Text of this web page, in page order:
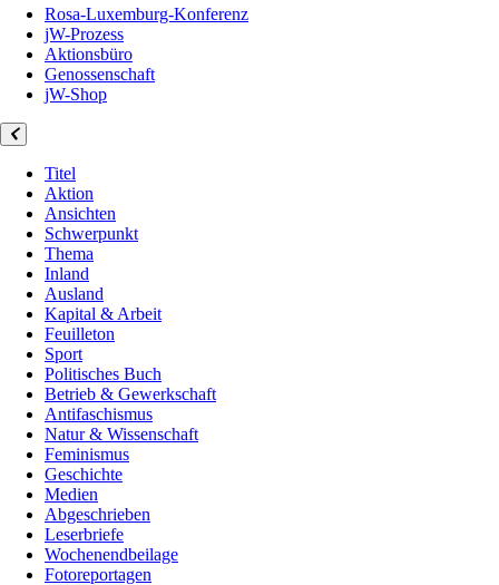
Rosa-Luxemburg-Konferenz
jW-Prozess
Aktionsbüro
Genossenschaft
jW-Shop
Titel
Aktion
Ansichten
Schwerpunkt
Thema
Inland
Ausland
Kapital & Arbeit
Feuilleton
Sport
Politisches Buch
Betrieb & Gewerkschaft
Antifaschismus
Natur & Wissenschaft
Feminismus
Geschichte
Medien
Abgeschrieben
Leserbriefe
Wochenendbeilage
Fotoreportagen